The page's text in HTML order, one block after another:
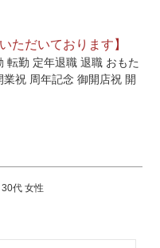
ただいております】
転勤 定年退職 退職 おもた
祝 周年記念 御開店祝 開
30代 女性